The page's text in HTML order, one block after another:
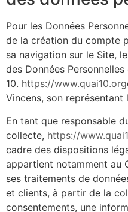
Pour les Données
de la création du compte
sa navigation sur le Site,
des Données
10. https://www.quai10.org
Vincens, son représentant
En tant que responsable
collecte, https://
cadre des dispositions
appartient notamment au
ses traitements de
et clients, à partir de la
consentements, une